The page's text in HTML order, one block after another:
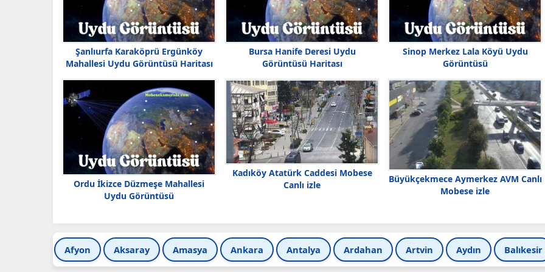
Şanlıurfa Karaköprü Ergünköy
Mahallesi Uydu Görüntüsü Haritası
Bursa Hanife Deresi Uydu
Görüntüsü Haritası
Sinop Merkez Lala Köyü Uydu
Görüntüsü
Ordu İkizce Düzmeşe Mahallesi
Uydu Görüntüsü
Kadıköy Atatürk Caddesi Mobese
Canlı izle
Büyükçekmece Aymerkez AVM Canlı
Mobese izle
Afyon Aksaray Amasya Ankara Antalya Ardahan Artvin Aydın Balıkesir